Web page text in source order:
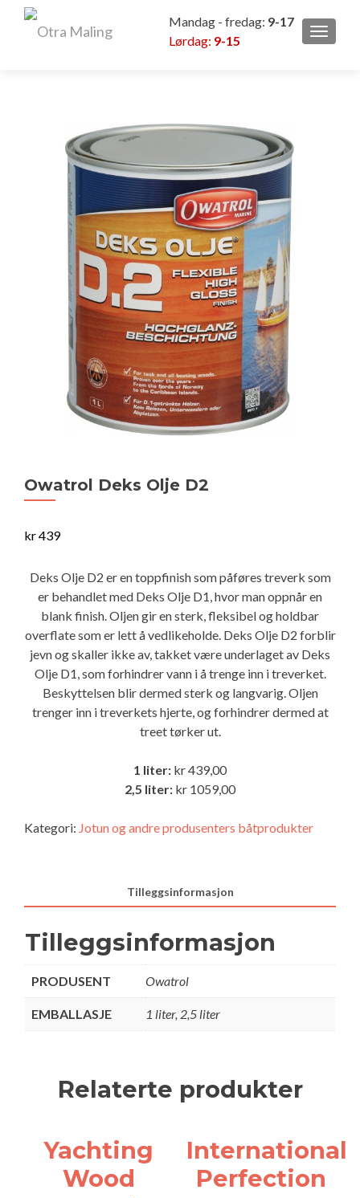
Mandag - fredag: 9-17
Lørdag: 9-15
Owatrol Deks Olje D2
kr439
Deks Olje D2 er en toppfinish som påføres treverk som
er behandlet med Deks Olje D1, hvor man oppnår en
blank finish. Oljen gir en sterk, fleksibel og holdbar
overflate som er lett å vedlikeholde. Deks Olje D2 forblir
jevn og skaller ikke av, takket være underlaget av Deks
Olje D1, som forhindrer vann i å trenge inn i treverket.
Beskyttelsen blir dermed sterk og langvarig. Oljen
trenger inn i treverkets hjerte, og forhindrer dermed at
treet tørker ut.
1 liter: kr 439,00
2,5 liter: kr 1059,00
Kategori: Jotun og andre produsenters båtprodukter
Tilleggsinformasjon
Tilleggsinformasjon
PRODUSENT Owatrol
EMBALLASJE 1 liter, 2,5 liter
Relaterte produkter
Yachting
Wood
International
Perfection